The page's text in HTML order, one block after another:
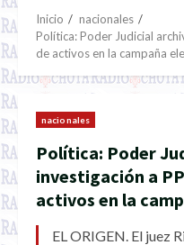
Inicio
nacionales
Política: Poder Judicial
de activos en la campaña
nacionales
Política: Poder
investigación a
activos en la
EL ORIGEN. El juez